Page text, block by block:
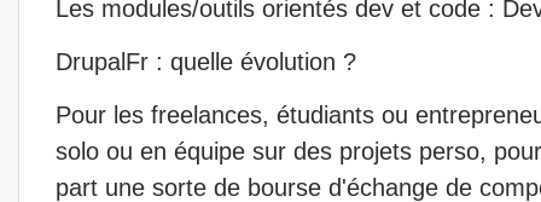
Les modules/outils orientés dev et code :
DrupalFr : quelle évolution ?
Pour les freelances, étudiants ou
solo ou en équipe sur des projets perso,
part une sorte de bourse d'échange de